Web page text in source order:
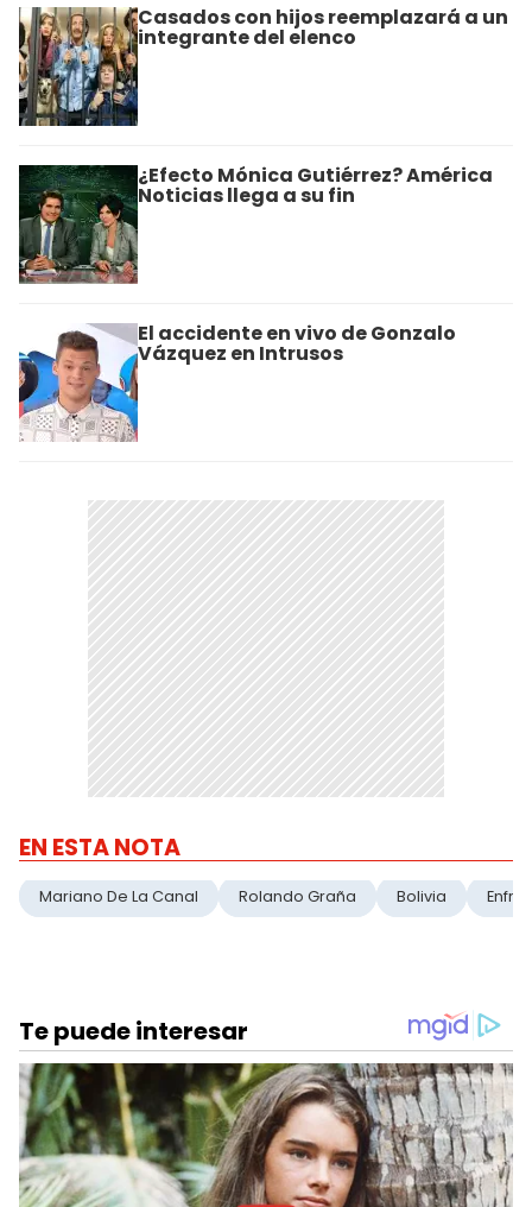
Casados con hijos reemplazará a un
integrante del elenco
¿Efecto Mónica Gutiérrez? América
Noticias llega a su fin
El accidente en vivo de Gonzalo
Vázquez en Intrusos
EN ESTA NOTA
Mariano De La Canal Rolando Graña Bolivia